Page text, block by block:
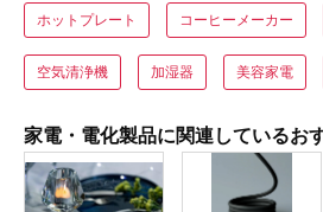
ホットプレート コーヒーメーカー
空気清浄機 加湿器 美容家電
家電・電化製品に関連しているお